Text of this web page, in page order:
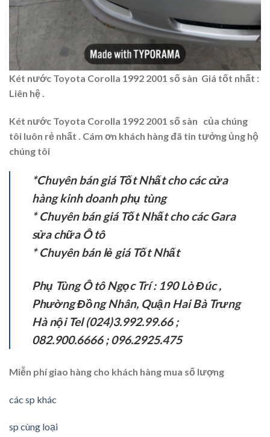
Két nước Toyota Corolla 1992 2001 số sàn Giá tốt nhất :
Liên hệ .
Két nước Toyota Corolla 1992 2001 số sàn của chúng
tôi luôn rẻ nhất . Cám ơn khách hàng đã tin tưởng ủng hộ
chúng tôi
*Chuyên bán giá Tốt Nhất cho các cửa
hàng kinh doanh phụ tùng
* Chuyên bán giá Tốt Nhất cho các Gara
sửa chữa Ô tô
* Chuyên bán lẻ giá Tốt Nhất
Phụ Tùng Ô tô Ngọc Trí : 190 Lò Đúc ,
Phường Đồng Nhân, Quận Hai Bà Trưng
Hà nội Tel (024)3.992.99.66 ;
082.900.6666 ;096.2925.475
Miễn phí giao hàng cho khách hàng mua số lượng
các sp khác
sp cùng loại